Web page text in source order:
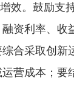
效。 鼓励支
资利率、
合采取创
营成本；